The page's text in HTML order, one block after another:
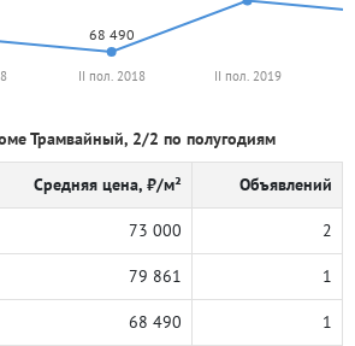
68 490
II пол. 2018 II пол. 2019
Трамвайный, 2/2 по полугодиям
Средняя цена, ₽/м² Объявлений
73 000 2
79 861 1
68 490 1